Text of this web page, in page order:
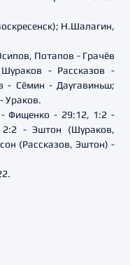
Н.Шалагин,
Потапов - Грачёв
- Рассказов -
- Сёмин - Даугавиньш;
Ураков.
Фищенко - 29:12, 1:2 -
- Эштон (Шураков,
(Рассказов, Эштон) -